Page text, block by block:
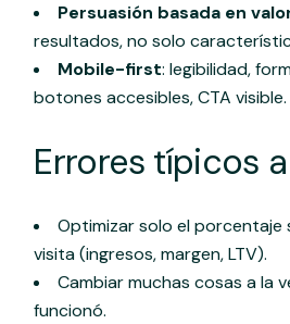
Persuasión basada en
resultados, no solo
Mobile-first: legibilidad,
botones accesibles, CTA visible.
Errores típicos
Optimizar solo el porcentaje
visita (ingresos, margen, LTV).
Cambiar muchas cosas a la
funcionó.